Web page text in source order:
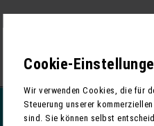
REISEFILTERN
Cookie-
Wir verwenden Cookies, die für
Steuerung unserer
sind. Sie können selbst